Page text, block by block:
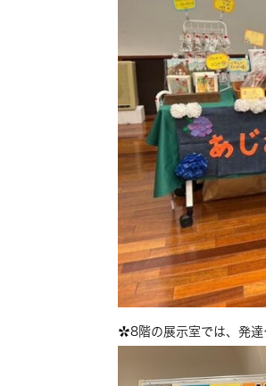
✿8階の展示室では、発達